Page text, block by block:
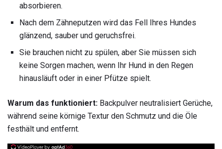
absorbieren.
Nach dem Zähneputzen wird das Fell Ihres Hundes
glänzend, sauber und geruchsfrei.
Sie brauchen nicht zu spülen, aber Sie müssen sich
keine Sorgen machen, wenn Ihr Hund in den Regen
hinausläuft oder in einer Pfütze spielt.
Warum das funktioniert: Backpulver neutralisiert Gerüche,
während seine körnige Textur den Schmutz und die Öle
festhält und entfernt.